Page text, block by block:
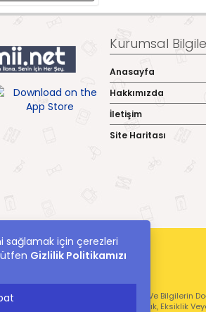
Kurumsal
Anasayfa
Hakkımızda
İletişim
Site Haritası
Oluşturduğu Tüm İçerik, Görüş Ve
Ve Bilgilerin Yanlışlık, Eksiklik
sağlamak için çerezleri
Gizlilik Politikamızı